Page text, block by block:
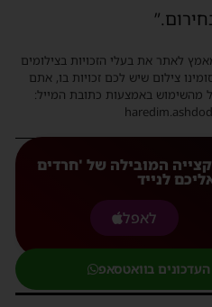
לאתר את בעלי הזכויות בצילומים
צילום שיש לכם זכויות בו, אתם
מהשימוש באמצעות כתובת המייל:
המובילה של 'חרדים
לנייד
לאפל
בוואטסאפ